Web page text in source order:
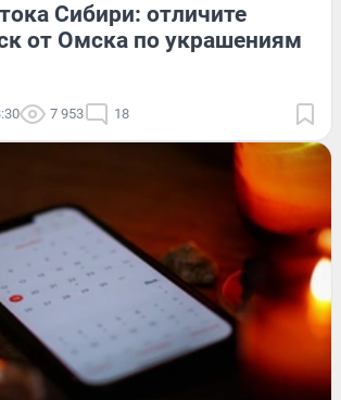
Сибири: отличите
от Омска по украшениям
7 953 18